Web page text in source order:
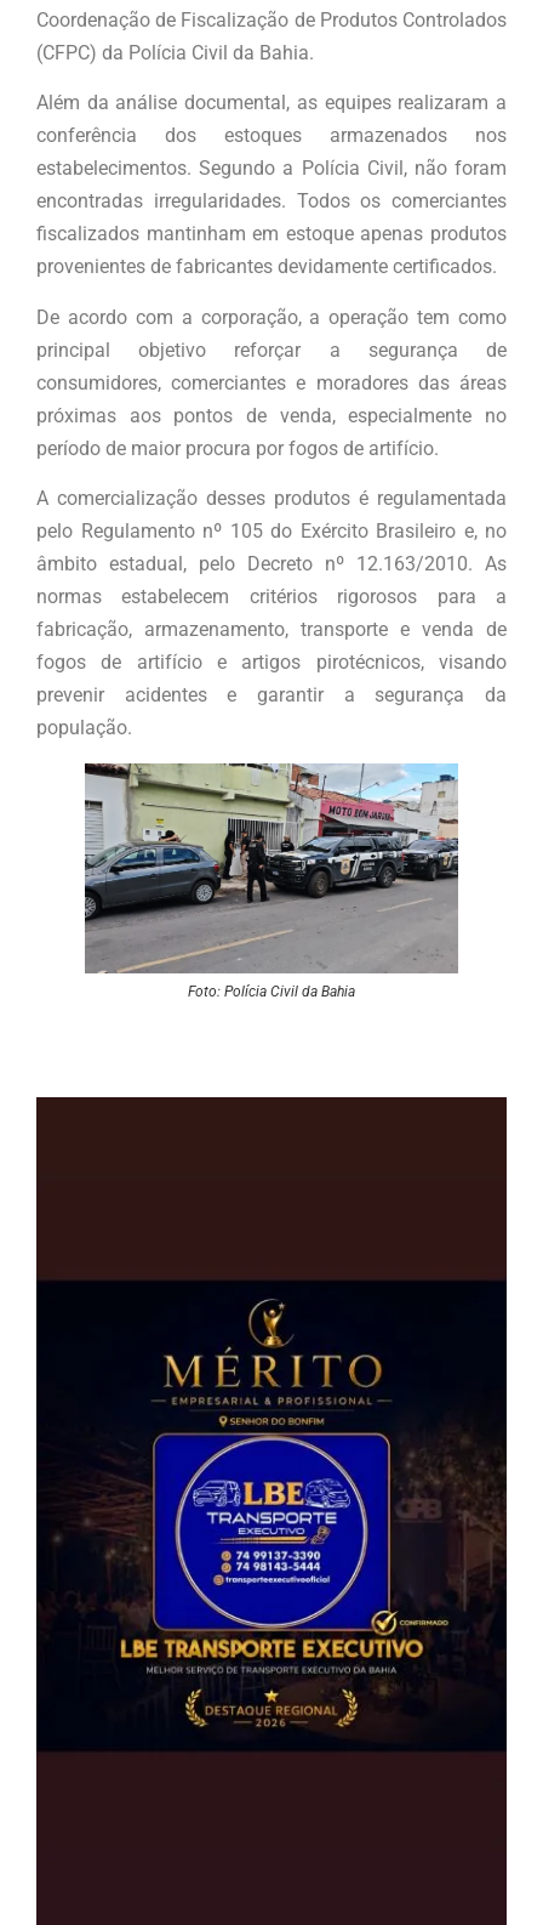
Coordenação de Fiscalização de Produtos Controlados
(CFPC) da Polícia Civil da Bahia.
Além da análise documental, as equipes realizaram a
conferência dos estoques armazenados nos
estabelecimentos. Segundo a Polícia Civil, não foram
encontradas irregularidades. Todos os comerciantes
fiscalizados mantinham em estoque apenas produtos
provenientes de fabricantes devidamente certificados.
De acordo com a corporação, a operação tem como
principal objetivo reforçar a segurança de
consumidores, comerciantes e moradores das áreas
próximas aos pontos de venda, especialmente no
período de maior procura por fogos de artifício.
A comercialização desses produtos é regulamentada
pelo Regulamento nº 105 do Exército Brasileiro e, no
âmbito estadual, pelo Decreto nº 12.163/2010. As
normas estabelecem critérios rigorosos para a
fabricação, armazenamento, transporte e venda de
fogos de artifício e artigos pirotécnicos, visando
prevenir acidentes e garantir a segurança da
população.
Foto: Polícia Civil da Bahia